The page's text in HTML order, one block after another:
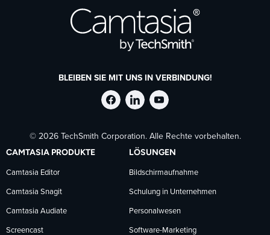
BLEIBEN SIE MIT UNS IN VERBINDUNG!
TechSmith
auf
Facebook
folgen
TechSmith
auf
LinkedIn
folgen
TechSmith
auf
YouTube
folgen
© 2026 TechSmith Corporation. Alle Rechte vorbehalten.
CAMTASIA PRODUKTE
Camtasia Editor
Camtasia Snagit
Camtasia Audiate
Screencast
LÖSUNGEN
Bildschirmaufnahme
Schulung in Unternehmen
Personalwesen
Software-Marketing